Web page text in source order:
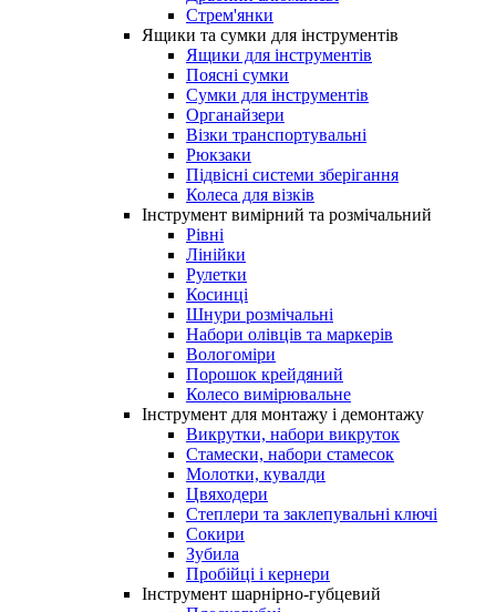
Стрем'янки
Ящики та сумки для інструментів
Ящики для інструментів
Поясні сумки
Сумки для інструментів
Органайзери
Візки транспортувальні
Рюкзаки
Підвісні системи зберігання
Колеса для візків
Інструмент вимірний та розмічальний
Рівні
Лінійки
Рулетки
Косинці
Шнури розмічальні
Набори олівців та маркерів
Вологоміри
Порошок крейдяний
Колесо вимірювальне
Інструмент для монтажу і демонтажу
Викрутки, набори викруток
Стамески, набори стамесок
Молотки, кувалди
Цвяходери
Степлери та заклепувальні ключі
Сокири
Зубила
Пробійці і кернери
Інструмент шарнірно-губцевий